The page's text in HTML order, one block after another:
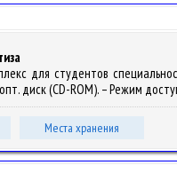
для студентов
диск (CD-ROM). – Режим
Места хранения